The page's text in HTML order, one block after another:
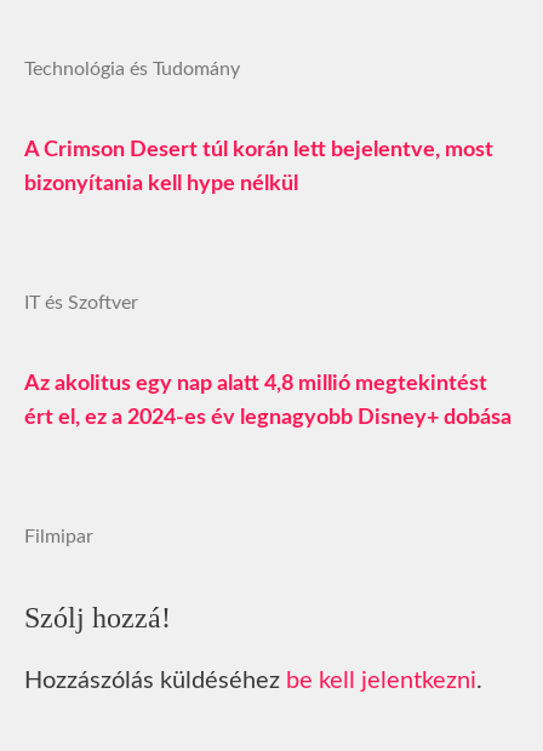
Technológia és Tudomány
A Crimson Desert túl korán lett bejelentve, most
bizonyítania kell hype nélkül
IT és Szoftver
Az akolitus egy nap alatt 4,8 millió megtekintést
ért el, ez a 2024-es év legnagyobb Disney+ dobása
Filmipar
Szólj hozzá!
Hozzászólás küldéséhez be kell jelentkezni.